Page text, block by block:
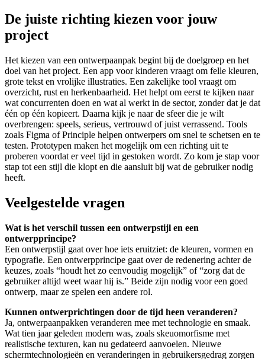
De juiste richting kiezen voor jouw
project
Het kiezen van een ontwerpaanpak begint bij de doelgroep en het
doel van het project. Een app voor kinderen vraagt om felle kleuren,
grote tekst en vrolijke illustraties. Een zakelijke tool vraagt om
overzicht, rust en herkenbaarheid. Het helpt om eerst te kijken naar
wat concurrenten doen en wat al werkt in de sector, zonder dat je dat
één op één kopieert. Daarna kijk je naar de sfeer die je wilt
overbrengen: speels, serieus, vertrouwd of juist verrassend. Tools
zoals Figma of Principle helpen ontwerpers om snel te schetsen en te
testen. Prototypen maken het mogelijk om een richting uit te
proberen voordat er veel tijd in gestoken wordt. Zo kom je stap voor
stap tot een stijl die klopt en die aansluit bij wat de gebruiker nodig
heeft.
Veelgestelde vragen
Wat is het verschil tussen een ontwerpstijl en een
ontwerpprincipe?
Een ontwerpstijl gaat over hoe iets eruitziet: de kleuren, vormen en
typografie. Een ontwerpprincipe gaat over de redenering achter de
keuzes, zoals “houdt het zo eenvoudig mogelijk” of “zorg dat de
gebruiker altijd weet waar hij is.” Beide zijn nodig voor een goed
ontwerp, maar ze spelen een andere rol.
Kunnen ontwerprichtingen door de tijd heen veranderen?
Ja, ontwerpaanpakken veranderen mee met technologie en smaak.
Wat tien jaar geleden modern was, zoals skeuomorfisme met
realistische texturen, kan nu gedateerd aanvoelen. Nieuwe
schermtechnologieën en veranderingen in gebruikersgedrag zorgen